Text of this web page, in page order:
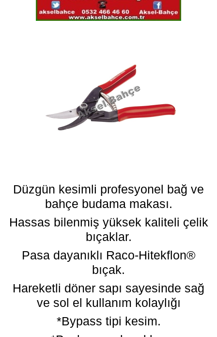
Düzgün kesimli profesyonel bağ ve
bahçe budama makası.
Hassas bilenmiş yüksek kaliteli çelik
bıçaklar.
Pasa dayanıklı Raco-Hitekflon®
bıçak.
Hareketli döner sapı sayesinde sağ
ve sol el kullanım kolaylığı
*Bypass tipi kesim.